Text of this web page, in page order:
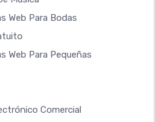
Web Para Bodas
Web Para Pequeñas
Comercial